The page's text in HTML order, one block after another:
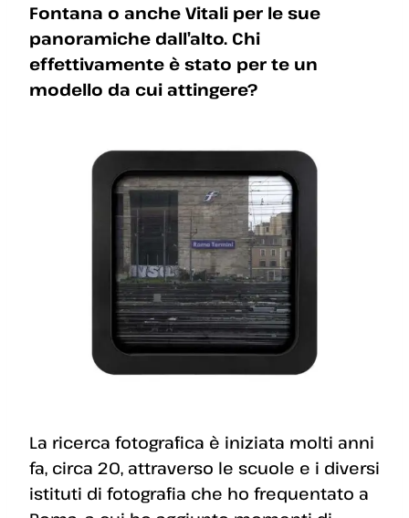
Fontana o anche Vitali per le sue
panoramiche dall’alto. Chi
effettivamente è stato per te un
modello da cui attingere?
La ricerca fotografica è iniziata molti anni
fa, circa 20, attraverso le scuole e i diversi
istituti di fotografia che ho frequentato a